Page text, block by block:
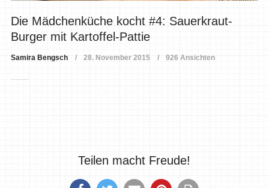
Die Mädchenküche kocht #4: Sauerkraut-
Burger mit Kartoffel-Pattie
Samira Bengsch 28. November 2015 926 Ansichten
Teilen macht Freude!